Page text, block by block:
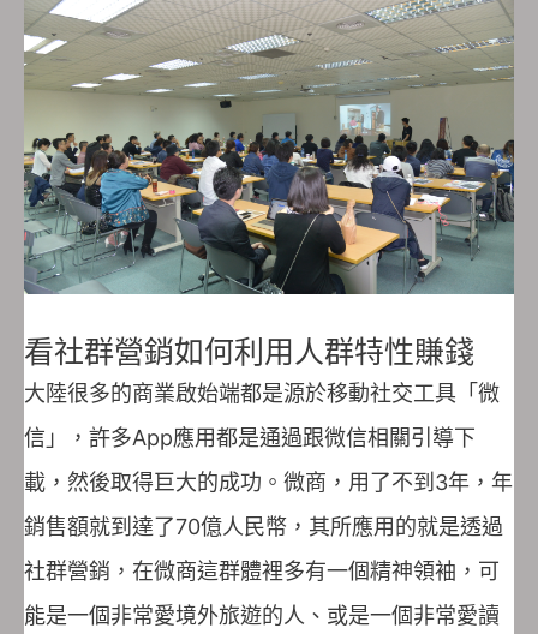
看社群營銷如何利用人群特性賺錢
大陸很多的商業啟始端都是源於移動社交工具「微
信」，許多App應用都是通過跟微信相關引導下
載，然後取得巨大的成功。微商，用了不到3年，年
銷售額就到達了70億人民幣，其所應用的就是透過
社群營銷，在微商這群體裡多有一個精神領袖，可
能是一個非常愛境外旅遊的人、或是一個非常愛讀